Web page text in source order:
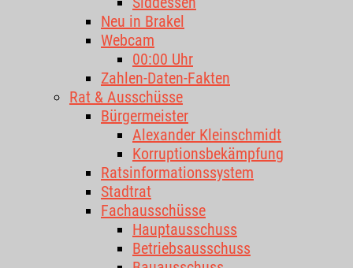
Neu in Brakel
Webcam
00:00 Uhr
Zahlen-Daten-Fakten
Rat & Ausschüsse
Bürgermeister
Alexander Kleinschmidt
Korruptionsbekämpfung
Ratsinformationssystem
Stadtrat
Fachausschüsse
Hauptausschuss
Betriebsausschuss